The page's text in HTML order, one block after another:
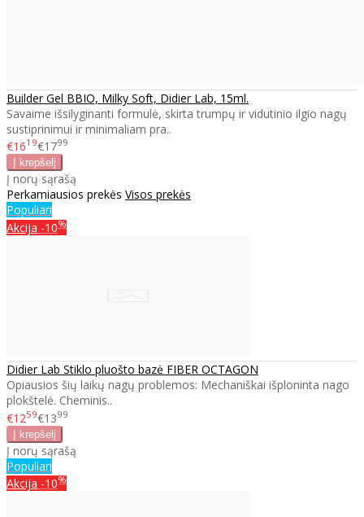
Builder Gel BBIO, Milky Soft, Didier Lab, 15ml.
Savaime išsilyginanti formulė, skirta trumpų ir vidutinio ilgio nagų
sustiprinimui ir minimaliam pra..
€1619€1799
Į norų sąrašą
Perkamiausios prekės Visos prekės
Populiari
Akcija -10%
Didier Lab Stiklo pluošto bazė FIBER OCTAGON
Opiausios šių laikų nagų problemos: Mechaniškai išploninta nago
plokštelė. Cheminis..
€1259€1399
Į norų sąrašą
Populiari
Akcija -10%